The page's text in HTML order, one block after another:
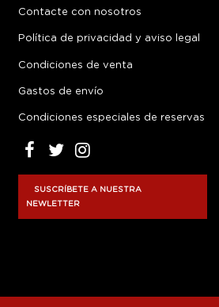
Contacte con nosotros
Política de privacidad y aviso legal
Condiciones de venta
Gastos de envío
Condiciones especiales de reservas
SUSCRÍBETE A NUESTRA
NEWLETTER